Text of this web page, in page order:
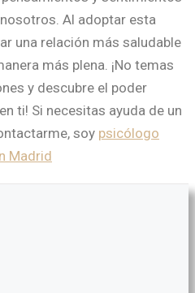
Al adoptar esta
una relación más saludable
más plena. ¡No temas
y descubre el poder
ti! Si necesitas ayuda de un
soy psicólogo
Madrid